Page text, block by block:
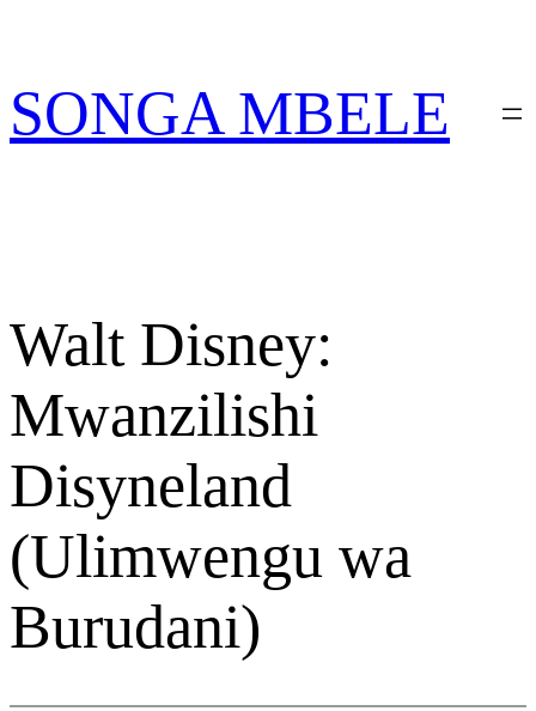
content
SONGA MBELE
Walt Disney:
Mwanzilishi
Disyneland
(Ulimwengu wa
Burudani)